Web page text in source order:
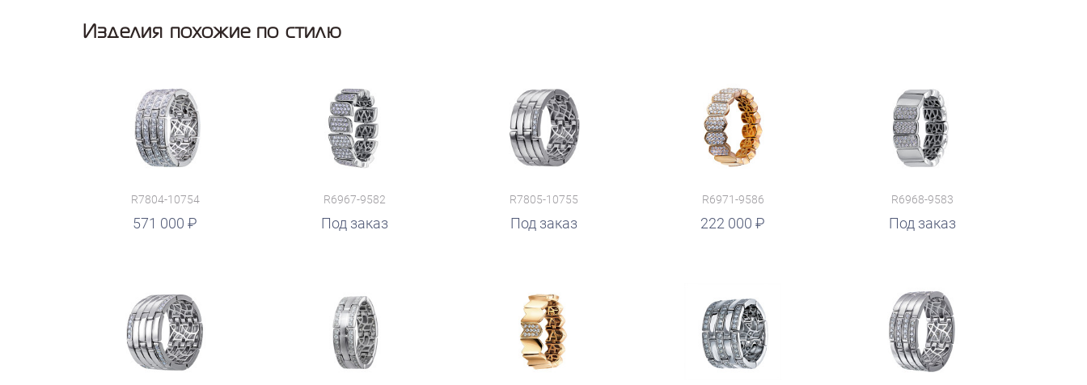
Изделия похожие по стилю
R7804-10754
571 000
R6967-9582
Под заказ
R7805-10755
Под заказ
R6971-9586
222 000
руб.
R6968-9583
Под заказ